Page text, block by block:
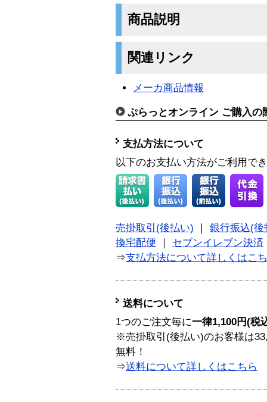
商品説明
関連リンク
メーカ商品情報
ぷらっとオンライン ご購入の
支払方法について
以下のお支払い方法がご利用で
売掛取引(後払い)
銀行振込(後
換宅配便
セブンイレブン決済
⇒支払方法について詳しくはこ
送料について
1つのご注文毎に一律1,100円(税
※売掛取引(後払い)のお客様は
無料！
⇒送料について詳しくはこちら